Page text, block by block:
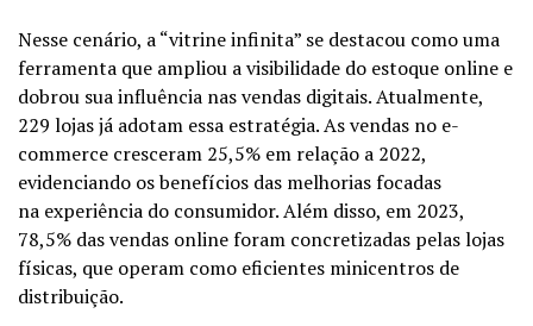
Nesse cenário, a “vitrine infinita” se destacou como uma
ferramenta que ampliou a visibilidade do estoque online e
dobrou sua influência nas vendas digitais. Atualmente,
229 lojas já adotam essa estratégia. As vendas no e-
commerce cresceram 25,5% em relação a 2022,
evidenciando os benefícios das melhorias focadas
na experiência do consumidor. Além disso, em 2023,
78,5% das vendas online foram concretizadas pelas lojas
físicas, que operam como eficientes minicentros de
distribuição.